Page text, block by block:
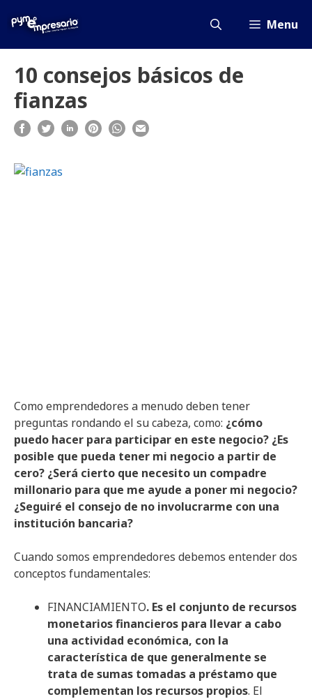
Menu
10 consejos básicos de
fianzas
Como emprendedores a menudo deben tener
preguntas rondando el su cabeza, como: ¿cómo
puedo hacer para participar en este negocio? ¿Es
posible que pueda tener mi negocio a partir de
cero? ¿Será cierto que necesito un compadre
millonario para que me ayude a poner mi negocio?
¿Seguiré el consejo de no involucrarme con una
institución bancaria?
Cuando somos emprendedores debemos entender dos
conceptos fundamentales:
FINANCIAMIENTO. Es el conjunto de recursos
monetarios financieros para llevar a cabo
una actividad económica, con la
característica de que generalmente se
trata de sumas tomadas a préstamo que
complementan los recursos propios. El